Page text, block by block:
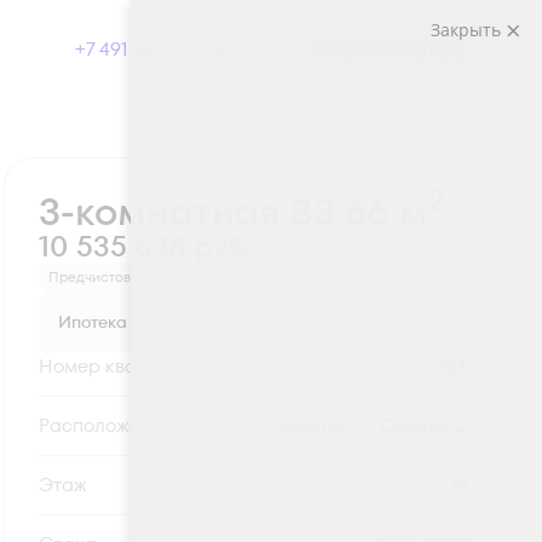
+7 491 230-03-03
3-комнатная 83.66 м
10 535 638 руб.
Предчистовая отделка
Ипотека
Номер квартиры
Секция
Этаж
Закрыть